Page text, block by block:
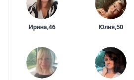
Ирина,46 Юлия,50